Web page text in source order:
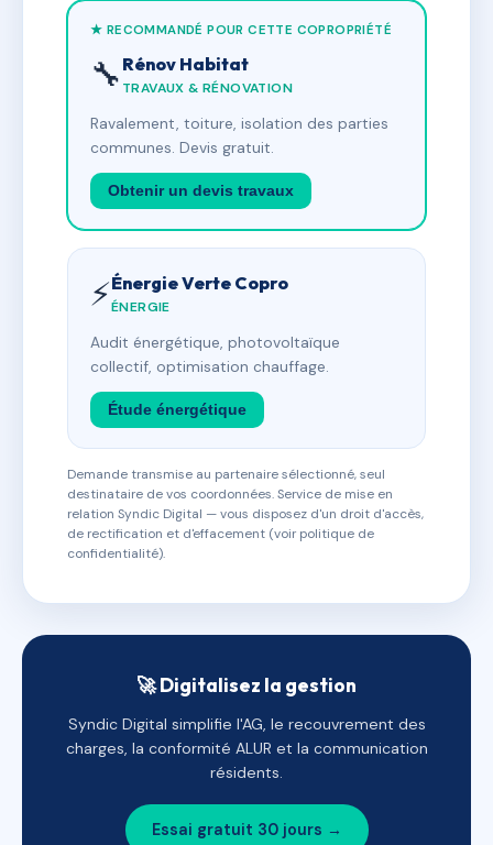
★ RECOMMANDÉ POUR CETTE COPROPRIÉTÉ
🔧 Rénov Habitat
TRAVAUX & RÉNOVATION
Ravalement, toiture, isolation des parties
communes. Devis gratuit.
Obtenir un devis travaux
⚡Énergie Verte Copro
ÉNERGIE
Audit énergétique, photovoltaïque
collectif, optimisation chauffage.
Étude énergétique
Demande transmise au partenaire sélectionné, seul
destinataire de vos coordonnées. Service de mise en
relation Syndic Digital — vous disposez d'un droit d'accès,
de rectification et d'effacement (voir politique de
confidentialité).
🚀 Digitalisez la gestion
Syndic Digital simplifie l'AG, le recouvrement des
charges, la conformité ALUR et la communication
résidents.
Essai gratuit 30 jours →